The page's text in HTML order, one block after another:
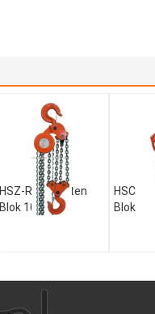
HSZ-Reeksketen
Blok 10TON
HSC-
Blok